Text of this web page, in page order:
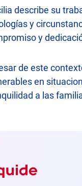
describe su
y
y
de este
en
a las